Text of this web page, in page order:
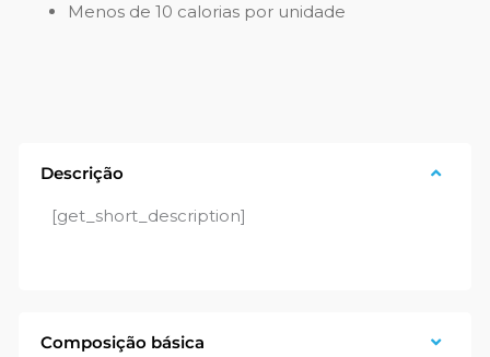
Menos de 10 calorias por unidade
Descrição
[get_short_description]
Composição básica